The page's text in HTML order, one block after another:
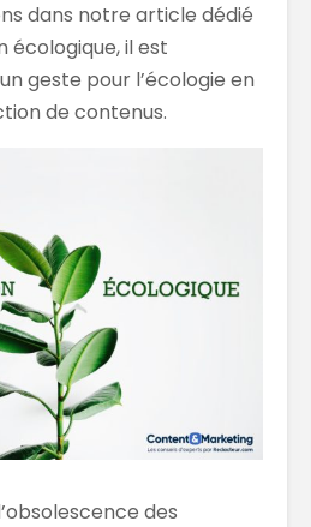
dans notre article dédié
écologique, il est
geste pour l’écologie en
de contenus.
des